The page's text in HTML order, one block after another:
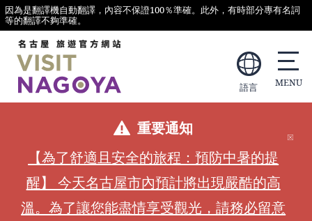
因為是翻譯機自動翻譯，內容不保證100％準確。此外，有時部分專有名詞
等的翻譯不夠準確。
語言
重要通知
【為了舒適且安全的旅程：預防中暑的提
醒】 今天名古屋市內預計將出現嚴酷的高
溫。為了讓您能盡情享受觀光，請務必留意